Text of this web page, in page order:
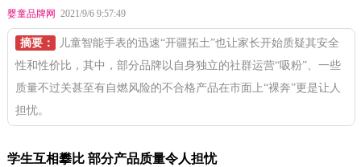
婴童品牌网 2021/9/6 9:57:49
摘要：
儿童智能手表的迅速“开疆拓土”也让家长开始质疑其安全
性和性价比，其中，部分品牌以自身独立的社群运营“吸粉”、一些
质量不过关甚至有自燃风险的不合格产品在市面上“裸奔”更是让人
担忧。
学生互相攀比 部分产品质量令人担忧